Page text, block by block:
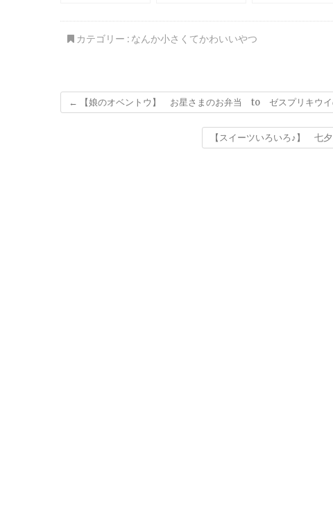
好き♪
カテゴリー : なんか小さくてかわいいやつ
← 【娘のオベントウ】 お星さまのお弁当 to ゼスプリキウイ
【スイーツいろいろ♪】